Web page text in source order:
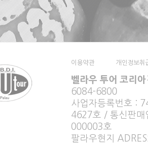
이용약관 개인정보취
벨라우 투어 코리아
6084-6800
사업자등록번호 :
4627호 / 통신판
000003호
팔라우현지